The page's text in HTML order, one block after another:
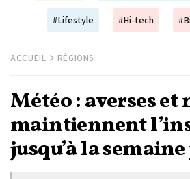
#Lifestyle #Hi-tech
ACCUEIL RÉGIONS
Météo : averses et
maintiennent
jusqu’à la